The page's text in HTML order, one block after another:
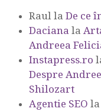
Raul la De ce
Daciana la
Andreea
Instapress.ro
Despre
Shilozart
Agentie SEO la